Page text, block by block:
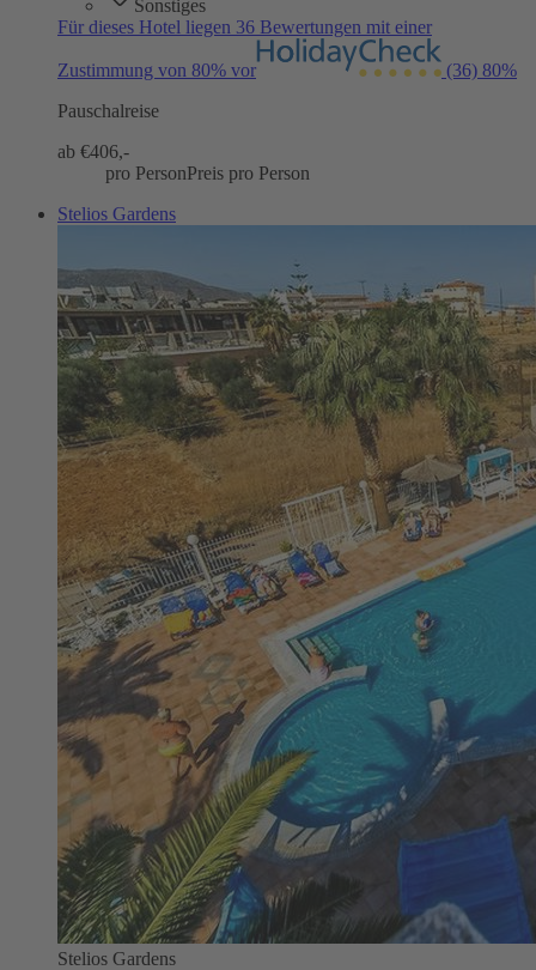
Sonstiges
Für dieses Hotel liegen 36 Bewertungen mit einer
Zustimmung von 80% vor (36) 80%
Pauschalreise
ab €406,-
pro PersonPreis pro Person
Stelios Gardens
Stelios Gardens